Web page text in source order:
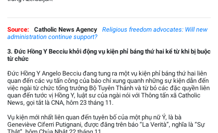
Source: Catholic News Agency
Religious freedom advocates: Will new
administration continue support?
3. Đức Hồng Y Becciu khởi động vụ kiện phỉ báng thứ hai kể từ khi bị buộc
từ chức
Đức Hồng Y Angelo Becciu đang tung ra một vụ kiện phỉ báng thứ hai liên
quan đến các vụ tấn công của báo chí xung quanh những sự kiện dẫn đến
việc ngài từ chức tổng trưởng Bộ Tuyên Thánh và từ bỏ các đặc quyền liên
quan đến tước vị Hồng Y, luật sư của ngài nói với Thông tấn xã Catholic
News, gọi tắt là CNA, hôm 23 tháng 11.
Vụ kiện mới nhất liên quan đến tuyên bố của một phụ nữ Ý, là bà
Geneviève Ciferri Putignani, được đăng trên báo “La Verità”, nghĩa là “Sự